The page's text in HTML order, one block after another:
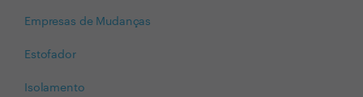
Empresas de Mudanças
Estofador
Isolamento